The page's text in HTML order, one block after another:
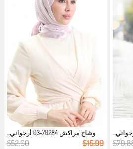
وشاح مراكش 70284-03 أرجواني...
$52.00 $15.99